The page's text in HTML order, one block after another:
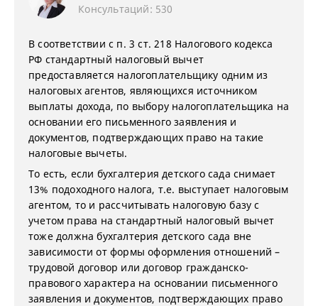
Консультаций: 530
В соответствии с п. 3 ст. 218 Налогового кодекса
РФ стандартный налоговый вычет
предоставляется налогоплательщику одним из
налоговых агентов, являющихся источником
выплаты дохода, по выбору налогоплательщика на
основании его письменного заявления и
документов, подтверждающих право на такие
налоговые вычеты.
То есть, если бухгалтерия детского сада снимает
13% подоходного налога, т.е. выступает налоговым
агентом, то и рассчитывать налоговую базу с
учетом права на стандартный налоговый вычет
тоже должна бухгалтерия детского сада вне
зависимости от формы оформления отношений –
трудовой договор или договор гражданско-
правового характера на основании письменного
заявления и документов, подтверждающих право